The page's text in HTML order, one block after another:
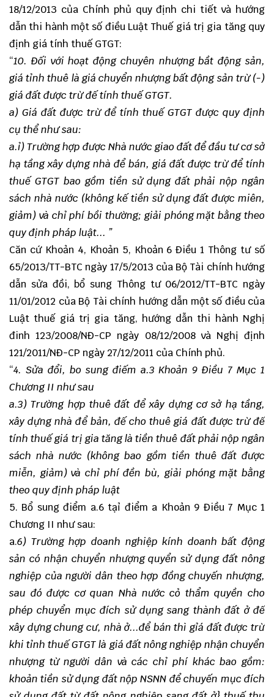
18/12/2013 của Chính phủ quy định chi tiết và hướng
dẫn thi hành một số điều Luật Thuế giá trị gia tăng quy
định giá tính thuế GTGT:
“10. Đối với hoạt động chuyên nhượng bầt động sản,
giá tỉnh thuê là giá chuyển nhượng bất động sản trừ (-)
giá đất được trừ đế tính thuế GTGT.
a) Giá đất được trừ để tính thuế GTGT được quy định
cụ thể như sau:
a.ỉ) Trường hợp được Nhà nước giao đất để đầu tư cơ sở
hạ tầng xây dựng nhà để bán, giá đất được trừ để tính
thuế GTGT bao gồm tiền sử dụng đất phải nộp ngân
sách nhà nước (không kế tiền sử dụng đất được miên,
giảm) và chỉ phí bồi thường; giải phóng mặt bằng theo
quy định pháp luật... ”
Căn cứ Khoản 4, Khoản 5, Khoản 6 Điều 1 Thông tư số
65/2013/TT-BTC ngày 17/5/2013 của Bộ Tài chính hướng
dẫn sửa đồi, bổ sung Thông tư 06/2012/TT-BTC ngày
11/01/2012 của Bộ Tài chính hướng dẫn một số điều của
Luật thuế giá trị gia tăng, hướng dẫn thi hành Nghị
đinh 123/2008/NĐ-CP ngày 08/12/2008 và Nghị định
121/2011/NĐ-CP ngày 27/12/2011 của Chính phủ.
“4. Sửa đổi, bo sung điếm a.3 Khoản 9 Điều 7 Mục 1
Chương II như sau
a.3) Trường hợp thuê đất để xây dựng cơ sở hạ tầng,
xây dựng nhà để bản, đế cho thuê giá đất được trừ đế
tính thuế giá trị gia tăng là tiền thuê đất phải nộp ngân
sách nhà nước (không bao gồm tiền thuê đất được
miễn, giảm) và chỉ phí đền bù, giải phóng mặt bằng
theo quy định pháp luật
5. Bổ sung điểm a.6 tạỉ điểm a Khoản 9 Điều 7 Mục 1
Chương II như sau:
a.6) Trường hợp doanh nghiệp kính doanh bất động
sản có nhận chuyển nhượng quyển sử dụng đất nông
nghiệp của người dân theo hợp đồng chuyến nhượng,
sau đó được cơ quan Nhà nước cỏ thẩm quyền cho
phép chuyển mục đích sử dụng sang thành đất ở đế
xây dựng chung cư, nhà ở...để bán thì gỉá đất được trừ
khi tỉnh thuế GTGT là giá đất nông nghiệp nhận chuyển
nhượng từ người dân và các chỉ phí khác bao gồm:
khoản tiền sử dụng đất nộp NSNN để chuyến mục đích